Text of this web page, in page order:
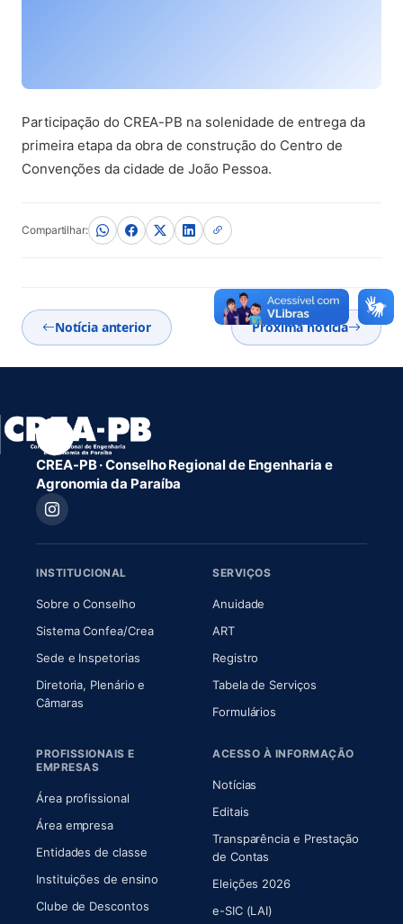
Participação do CREA-PB na solenidade de entrega da
primeira etapa da obra de construção do Centro de
Convenções da cidade de João Pessoa.
Compartilhar:
Notícia anterior Próxima notícia
CREA-PB · Conselho Regional de Engenharia e
Agronomia da Paraíba
INSTITUCIONAL
Sobre o Conselho(abre em nova aba)
Sistema Confea/Crea(abre em nova aba)
Sede e Inspetorias
Diretoria, Plenário e
Câmaras(abre em nova aba)
SERVIÇOS
Anuidade
ART(abre em nova aba)
Registro
Tabela de Serviços
Formulários
PROFISSIONAIS E
EMPRESAS
Área profissional
Área empresa
Entidades de classe
Instituições de ensino
Clube de Descontos
ACESSO À INFORMAÇÃO
Notícias
Editais
Transparência e Prestação
de Contas
Eleições 2026
e-SIC (LAI)